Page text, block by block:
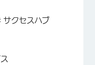
サクセスハブ